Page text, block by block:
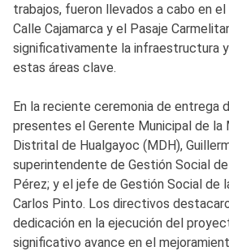
trabajos, fueron llevados a cabo en el
Calle Cajamarca y el Pasaje
significativamente la infraestructura
estas áreas clave.
En la reciente ceremonia de entrega
presentes el Gerente Municipal de la
Distrital de Hualgayoc (MDH),
superintendente de Gestión Social
Pérez; y el jefe de Gestión Social de
Carlos Pinto. Los directivos
dedicación en la ejecución del
significativo avance en el